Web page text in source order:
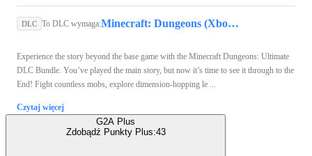
DLC To DLC wymaga: Minecraft: Dungeons (Xbox Series X/S) - Xbox Live Key - GLOBAL
Experience the story beyond the base game with the Minecraft Dungeons: Ultimate
DLC Bundle. You’ve played the main story, but now it’s time to see it through to the
End! Fight countless mobs, explore dimension-hopping le ...
Czytaj więcej
G2A Plus
Zdobądź Punkty Plus:43